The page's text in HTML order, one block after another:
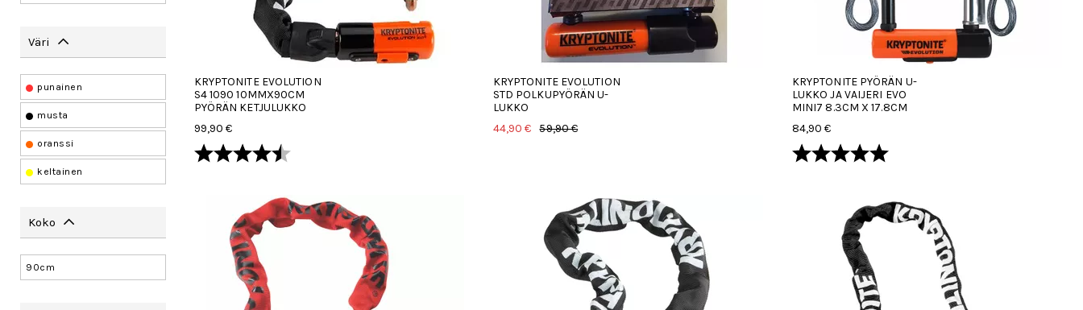
Väri
punainen
musta
oranssi
keltainen
Koko
90cm
KRYPTONITE EVOLUTION
S4 1090 10MMX90CM
PYÖRÄN KETJULUKKO
99,90 €
Arvio: 4.8 5:sta tähdestä
KRYPTONITE EVOLUTION
STD POLKUPYÖRÄN U-
LUKKO
44,90 €
59,90 €
KRYPTONITE PYÖRÄN U-
LUKKO JA VAIJERI EVO
MINI7 8.3CM X 17.8CM
84,90 €
Arvio: 5.0 5:sta tähdestä